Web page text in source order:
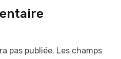
pas publiée. Les champs